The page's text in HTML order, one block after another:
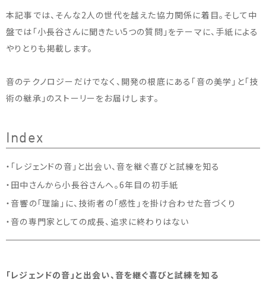
本記事では、そんな2人の世代を越えた協力関係に着目。そして中
盤では「小長谷さんに聞きたい5つの質問」をテーマに、手紙による
やりとりも掲載します。
音のテクノロジーだけでなく、開発の根底にある「音の美学」と「技
術の継承」のストーリーをお届けします。
Index
・「レジェンドの音」と出会い、音を継ぐ喜びと試練を知る
・田中さんから小長谷さんへ。6年目の初手紙
・音響の「理論」に、技術者の「感性」を掛け合わせた音づくり
・音の専門家としての成長、追求に終わりはない
「レジェンドの音」と出会い、音を継ぐ喜びと試練を知る